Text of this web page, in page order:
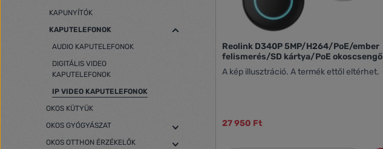
KAPUNYÍTÓK
KAPUTELEFONOK
AUDIO KAPUTELEFONOK
DIGITÁLIS VIDEO
KAPUTELEFONOK
IP VIDEO KAPUTELEFONOK
OKOS KÜTYÜK
OKOS GYÓGYÁSZAT
OKOS OTTHON ÉRZÉKELŐK
Reolink D340P 5MP/H264/PoE/ember
felismerés/SD kártya/PoE okoscsengő
A kép illusztráció. A termék ettől eltérhet.
27 950 Ft